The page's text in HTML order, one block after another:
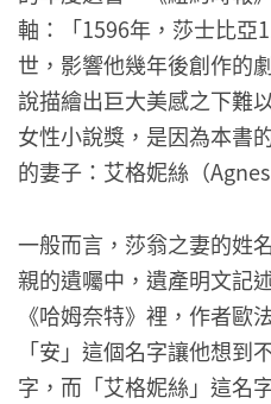
軸：「1596年，莎士比亞
世，影響他幾年後創作的
說描繪出巨大美感之下難
女性小說獎，是因為本書
的妻子：艾格妮絲（
一般而言，莎翁之妻的姓
親的遺囑中，遺產明文記
《哈姆奈特》裡，作者歐
「安」這個名字讓他想到
字，而「艾格妮絲」這名